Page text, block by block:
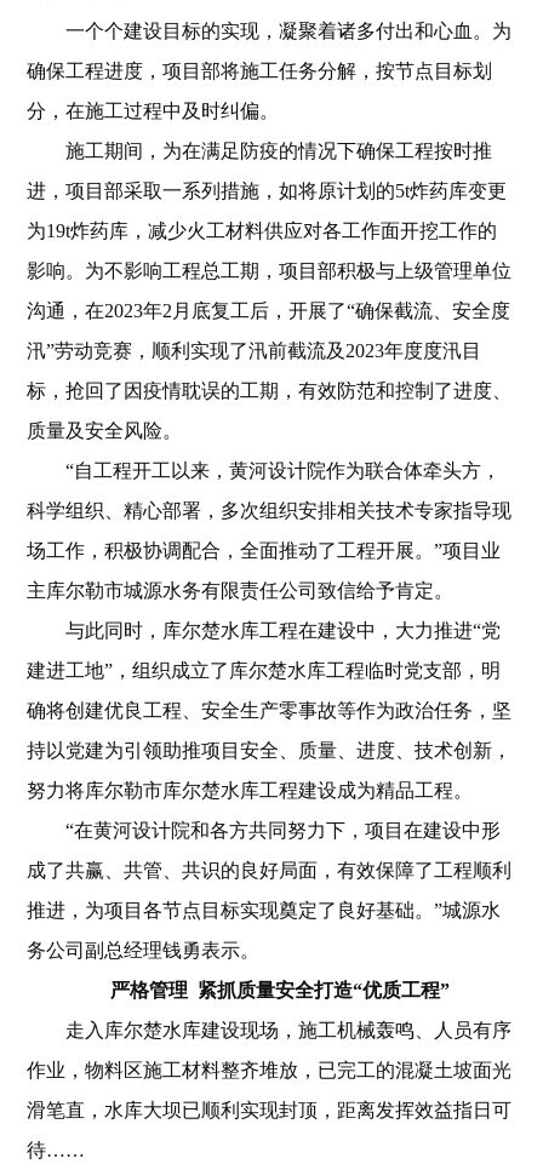
一个个建设目标的实现，凝聚着诸多付出和心血。为
确保工程进度，项目部将施工任务分解，按节点目标划
分，在施工过程中及时纠偏。
施工期间，为在满足防疫的情况下确保工程按时推
进，项目部采取一系列措施，如将原计划的5t炸药库变更
为19t炸药库，减少火工材料供应对各工作面开挖工作的
影响。为不影响工程总工期，项目部积极与上级管理单位
沟通，在2023年2月底复工后，开展了“确保截流、安全度
汛”劳动竞赛，顺利实现了汛前截流及2023年度度汛目
标，抢回了 因疫情耽误的工期，有效防范和控制了进度、
质量及安全风险。
“自工程开工以来，黄河设计院作为联合体牵头方，
科学组织、精心部署，多次组织安排相关技术专家指导现
场工作，积极协调配合，全面推动了工程开展。”项目业
主库尔勒市城源水务有限责任公司致信给予肯定。
与此同时，库尔楚水库工程在建设中，大力推进“党
建进工地”，组织成立了库尔楚水库工程临时党支部，明
确将创建优良工程、安全生产零事故等作为政治任务，坚
持以党建为引领助推项目安全、质量、进度、技术创新，
努力将库尔勒市库尔楚水库工程建设成为精品工程。
“在黄河设计院和各方共同努力下，项目在建设中形
成了共赢、共管、共识的良好局面，有效保障了工程顺利
推进，为项目各节点目标实现奠定了良好基础。”城源水
务公司副总经理钱勇表示。
严格管理 紧抓质量安全打造“优质工程”
走入库尔楚水库建设现场，施工机械轰鸣、人员有序
作业，物料区施工材料整齐堆放，已完工的混凝土坡面光
滑笔直，水库大坝已顺利实现封顶，距离发挥效益指日可
待……